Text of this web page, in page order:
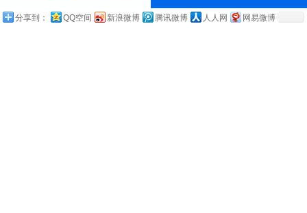
分享到： QQ空间 新浪微博 腾讯微博 人人网 网易微博